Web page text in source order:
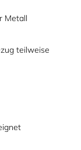
Metall
teilweise